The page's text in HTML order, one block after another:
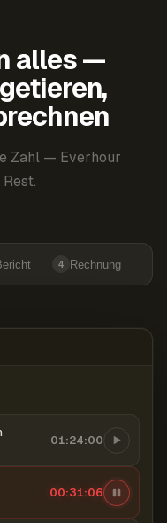
alles —
Zahl — Everhour
4 Rechnung
01:24:00
00:31:07